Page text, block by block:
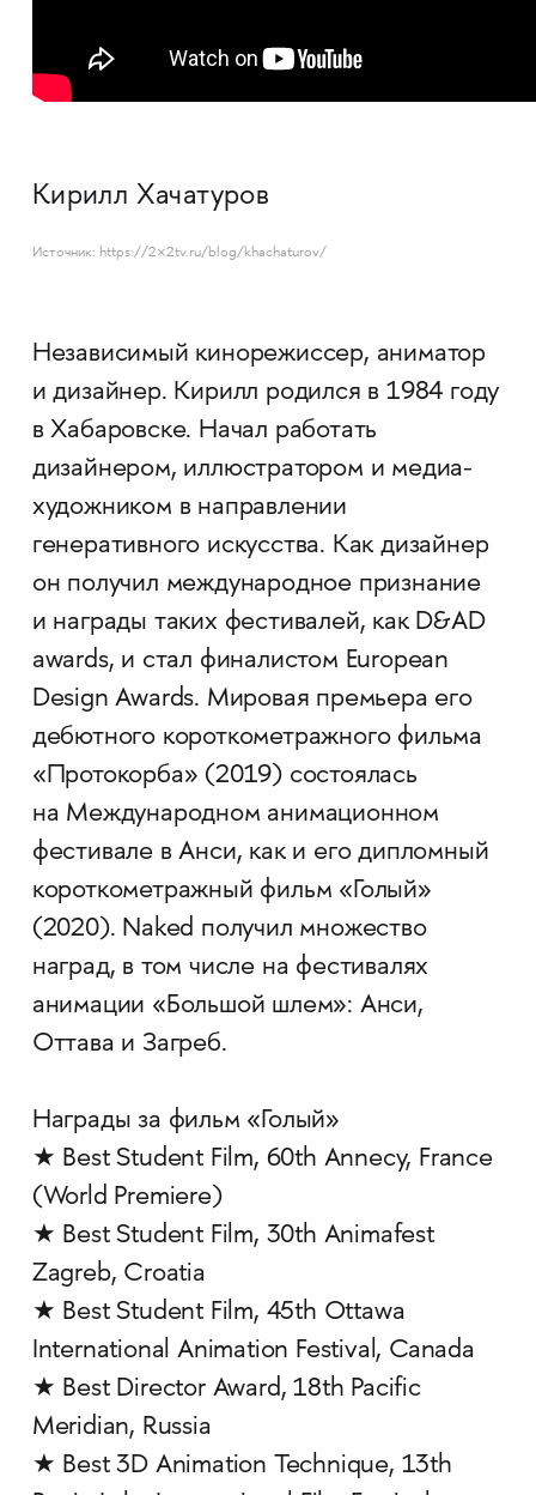
Кирилл Хачатуров
Источник: https://2×2tv.ru/blog/khachaturov/
Независимый кинорежиссер, аниматор
и дизайнер. Кирилл родился в 1984 году
в Хабаровске. Начал работать
дизайнером, иллюстратором и медиа-
художником в направлении
генеративного искусства. Как дизайнер
он получил международное признание
и награды таких фестивалей, как D&AD
awards, и стал финалистом European
Design Awards. Мировая премьера его
дебютного короткометражного фильма
«Протокорба» (2019) состоялась
на Международном анимационном
фестивале в Анси, как и его дипломный
короткометражный фильм «Голый»
(2020). Naked получил множество
наград, в том числе на фестивалях
анимации «Большой шлем»: Анси,
Оттава и Загреб.
Награды за фильм «Голый»
★ Best Student Film, 60th Annecy, France
(World Premiere)
★ Best Student Film, 30th Animafest
Zagreb, Croatia
★ Best Student Film, 45th Ottawa
International Animation Festival, Canada
★ Best Director Award, 18th Pacific
Meridian, Russia
★ Best 3D Animation Technique, 13th